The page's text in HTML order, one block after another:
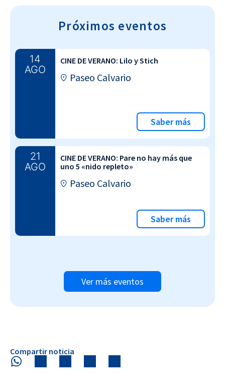
Próximos eventos
14
AGO
CINE DE VERANO: Lilo y Stich
Paseo Calvario
Saber más
21
AGO
CINE DE VERANO: Pare no hay más que
uno 5 «nido repleto»
Paseo Calvario
Saber más
Ver más eventos
Compartir noticia